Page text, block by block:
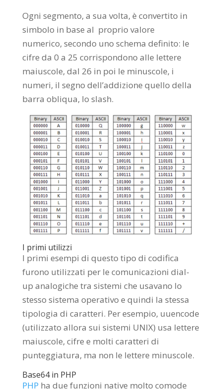
Ogni segmento, a sua volta, è convertito in
simbolo in base al proprio valore
numerico, secondo uno schema definito: le
cifre da 0 a 25 corrispondono alle lettere
maiuscole, dal 26 in poi le minuscole, i
numeri, il segno dell’addizione quello della
barra obliqua, lo slash.
I primi utilizzi
I primi esempi di questo tipo di codifica
furono utilizzati per le comunicazioni dial-
up analogiche tra sistemi che usavano lo
stesso sistema operativo e quindi la stessa
tipologia di caratteri. Per esempio, uuencode
(utilizzato allora sui sistemi UNIX) usa lettere
maiuscole, cifre e molti caratteri di
punteggiatura, ma non le lettere minuscole.
Base64 in PHP
PHP ha due funzioni native molto comode